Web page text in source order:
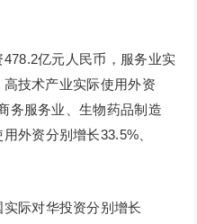
亿元人民币，服务业实
技术产业实际使用外资
务服务业、生物药品制造
外资分别增长33.5%、
际对华投资分别增长